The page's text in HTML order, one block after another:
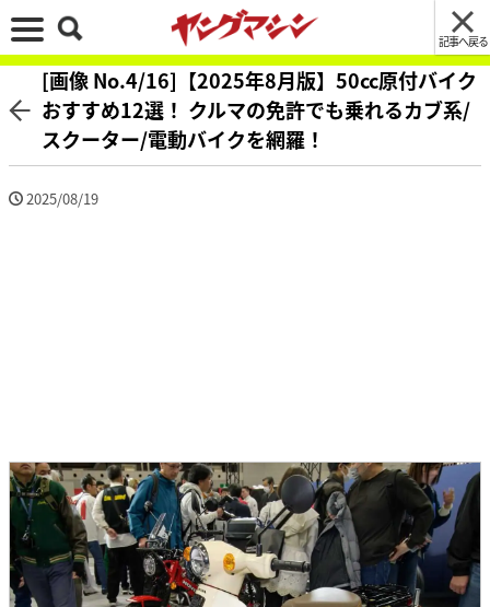
記事へ戻る
[画像 No.4/16]【2025年8月版】50cc原付バイク
おすすめ12選！ クルマの免許でも乗れるカブ系/
スクーター/電動バイクを網羅！
2025/08/19